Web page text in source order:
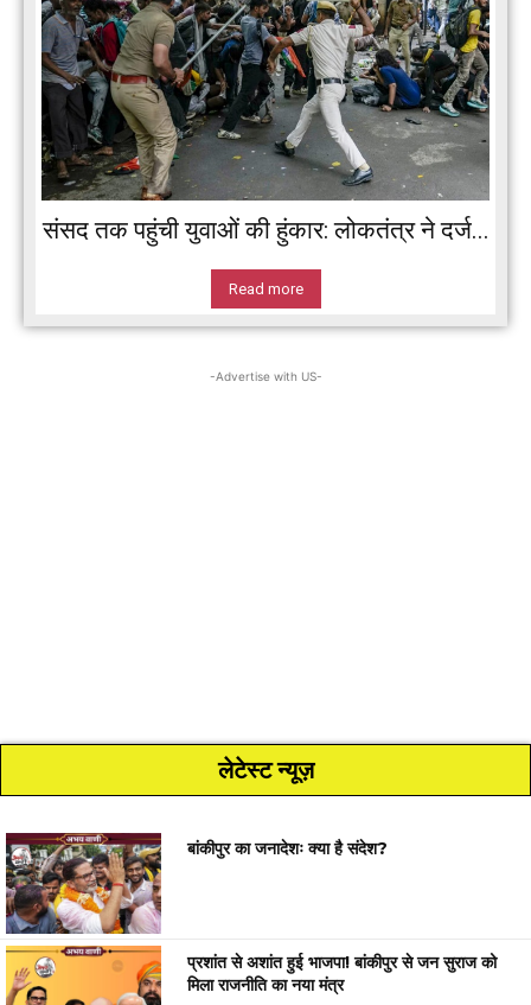
संसद तक पहुंची युवाओं की हुंकार: लोकतंत्र ने दर्ज...
Read more
-Advertise with US-
लेटेस्ट न्यूज़
बांकीपुर का जनादेशः क्या है संदेश?
प्रशांत से अशांत हुई भाजपा! बांकीपुर से जन सुराज को
मिला राजनीति का नया मंत्र